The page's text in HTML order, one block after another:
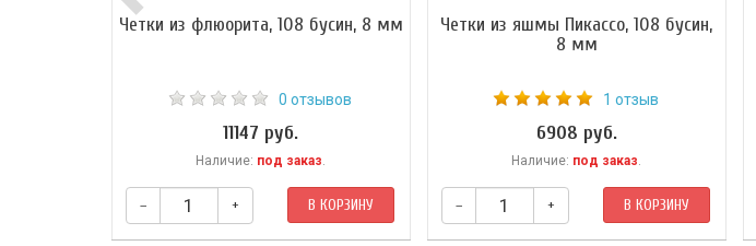
Четки из флюорита, 108 бусин, 8 мм
0 отзывов
11147 руб.
Наличие: под заказ.
– + В КОРЗИНУ
Четки из яшмы Пикассо, 108 бусин,
8 мм
1 отзыв
6908 руб.
Наличие: под заказ.
– + В КОРЗИНУ